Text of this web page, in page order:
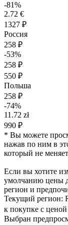
-81%
2.72 €
1327 ₽
Россия
258 ₽
-53%
258 ₽
550 ₽
Польша
258 ₽
-74%
11.72 zł
990 ₽
* Вы можете
нажав по ним в
который не
Если вы хотите
умолчанию цены
регион и
Текущий регион:
к покупке с ценой
Выбран